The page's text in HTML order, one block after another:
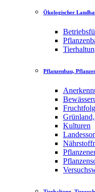
Ökologischer
Pflanzenbau,
Kulturen